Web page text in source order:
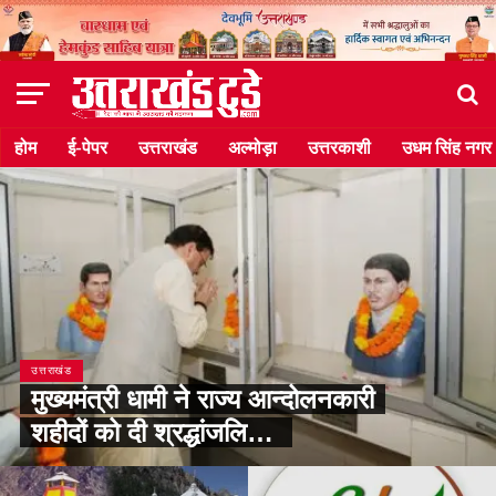
होम ई-पेपर उत्तराखंड अल्मोड़ा उत्तरकाशी उधम सिंह नगर
उत्तराखंड
मुख्यमंत्री धामी ने राज्य आन्दोलनकारी
शहीदों को दी श्रद्धांजलि…